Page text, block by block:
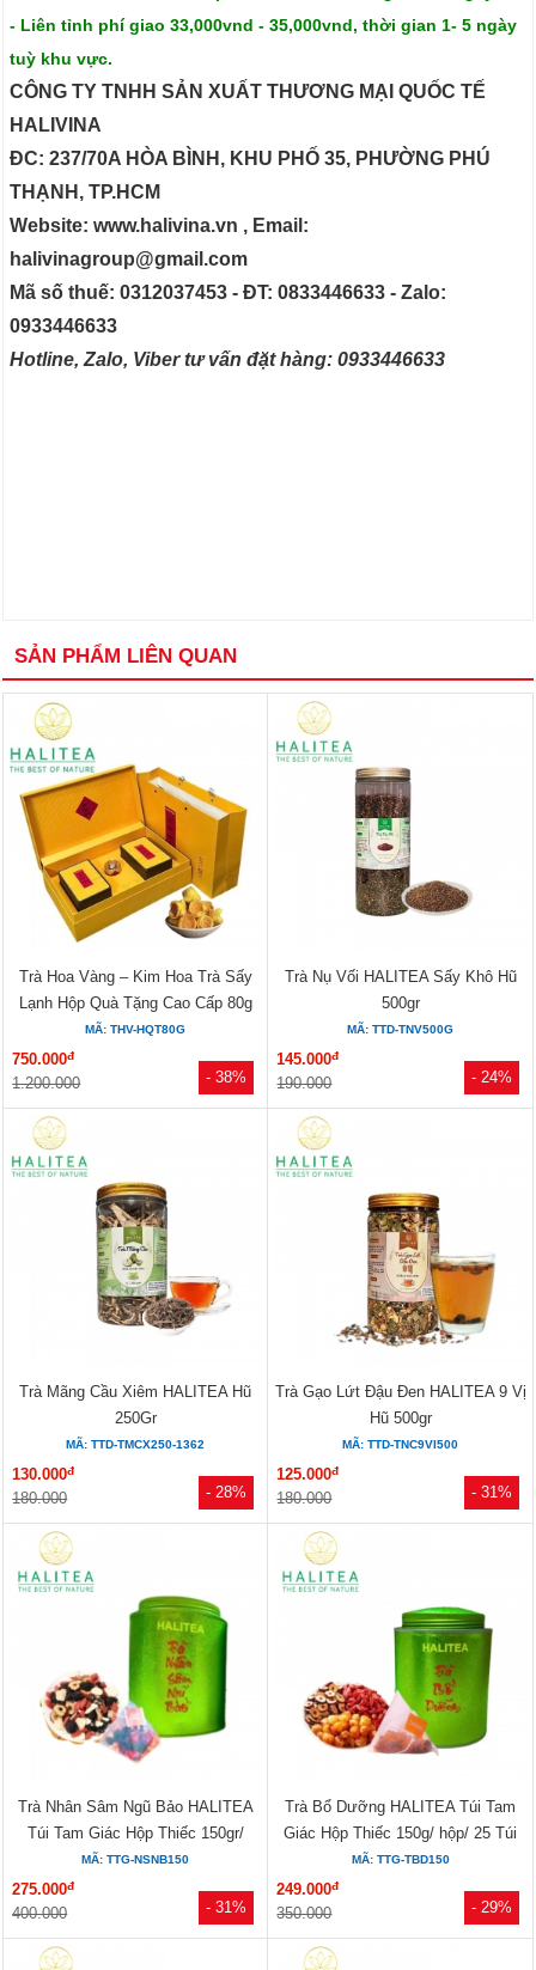
- Liên tỉnh phí giao 33,000vnd - 35,000vnd, thời gian 1- 5 ngày
tuỳ khu vực.
CÔNG TY TNHH SẢN XUẤT THƯƠNG MẠI QUỐC TẾ
HALIVINA
ĐC: 237/70A HÒA BÌNH, KHU PHỐ 35, PHƯỜNG PHÚ
THẠNH, TP.HCM
Website: www.halivina.vn , Email:
halivinagroup@gmail.com
Mã số thuế: 0312037453 - ĐT: 0833446633 - Zalo:
0933446633
Hotline, Zalo, Viber tư vấn đặt hàng: 0933446633
SẢN PHẨM LIÊN QUAN
- 38%
Trà Hoa Vàng – Kim Hoa Trà Sấy
Lạnh Hộp Quà Tặng Cao Cấp 80g
MÃ: THV-HQT80G
750.000đ
1.200.000 - 24%
Trà Nụ Vối HALITEA Sấy Khô Hũ
500gr
MÃ: TTD-TNV500G
145.000đ
190.000
- 28%
Trà Mãng Cầu Xiêm HALITEA Hũ
250Gr
MÃ: TTD-TMCX250-1362
130.000đ
180.000 - 31%
Trà Gạo Lứt Đậu Đen HALITEA 9 Vị
Hũ 500gr
MÃ: TTD-TNC9VI500
125.000đ
180.000
- 31%
Trà Nhân Sâm Ngũ Bảo HALITEA
Túi Tam Giác Hộp Thiếc 150gr/
hộp/...
MÃ: TTG-NSNB150
275.000đ
400.000 - 29%
Trà Bổ Dưỡng HALITEA Túi Tam
Giác Hộp Thiếc 150g/ hộp/ 25 Túi
MÃ: TTG-TBD150
249.000đ
350.000